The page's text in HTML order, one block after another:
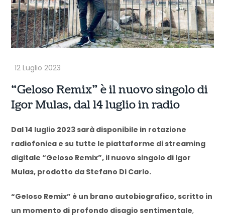
“Geloso Remix” è il nuovo singolo di
Igor Mulas, dal 14 luglio in radio
Dal 14 luglio 2023 sarà disponibile in rotazione
radiofonica e su tutte le piattaforme di streaming
digitale “Geloso Remix”, il nuovo singolo di Igor
Mulas, prodotto da Stefano Di Carlo.
“Geloso Remix” è un brano autobiografico, scritto in
un momento di profondo disagio sentimentale,